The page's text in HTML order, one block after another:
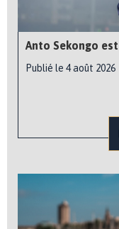
Anto Sekongo
Publié le 4 août 2026